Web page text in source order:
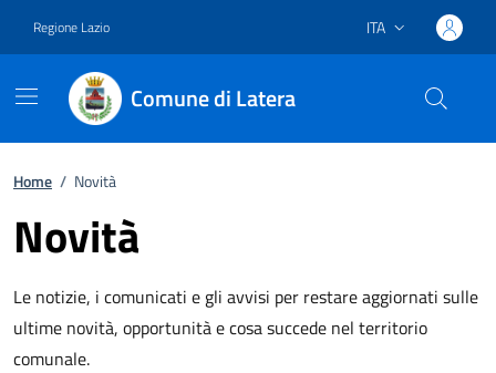
Regione Lazio Lingua attiva:
ITA
Comune di Latera
Home / Novità
Novità
Le notizie, i comunicati e gli avvisi per restare aggiornati sulle
ultime novità, opportunità e cosa succede nel territorio
comunale.